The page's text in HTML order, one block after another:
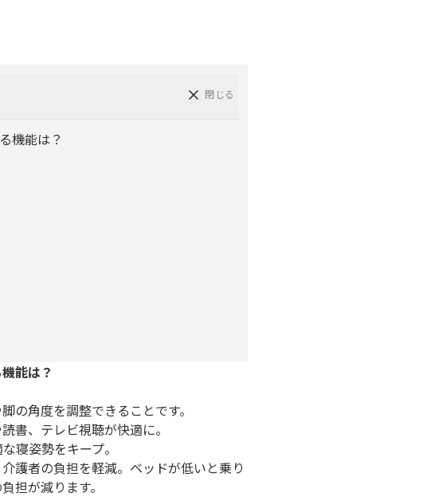
閉じる
機能は？
能は？
の角度を調整できることです。
書、テレビ視聴が快適に。
寝姿勢をキープ。
護者の負担を軽減。ベッドが低いと乗り
担が減ります。